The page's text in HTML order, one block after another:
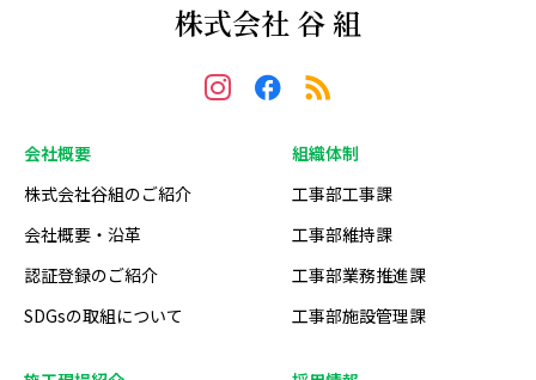
株式会社 谷 組
会社概要
株式会社谷組のご紹介
会社概要・沿革
認証登録のご紹介
SDGsの取組について
組織体制
工事部工事課
工事部維持課
工事部業務推進課
工事部施設管理課